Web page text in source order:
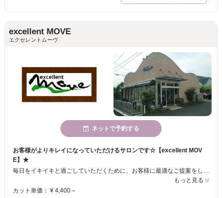
excellent MOVE
エクセレントムーヴ
ネットで予約する
お客様がよりキレイになっていただけるサロンです☆【excellent MOV
E】★
もっと見る
カット単価： ¥ 4,400～